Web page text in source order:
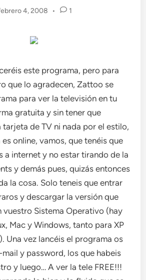
4, 2008 • 1
este programa, pero para
que lo agradecen, Zattoo se
para ver la televisión en tu
gratuita y sin tener que
de TV ni nada por el estilo,
online, vamos, que tenéis que
a internet y no estar tirando de la
y demás pues, quizás entonces
la cosa. Solo teneis que entrar
y descargar la versión que
vuestro Sistema Operativo (hay
Mac y Windows, tanto para XP
Una vez lancéis el programa os
y password, los que habeis
y luego… A ver la tele FREE!!!